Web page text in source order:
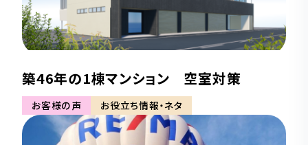
築46年の1棟マンション 空室対策
お客様の声 お役立ち情報・ネタ